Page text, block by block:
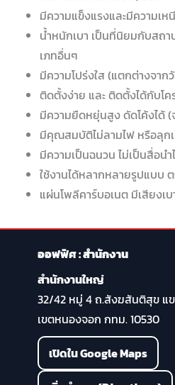
มีความแข็งแรงและมีความเห
น้ำหนักเบา เป็นที่นิยมกับสถา
เภทอื่นๆ
มีความโปร่งใส (แตกต่างจา
ติดตั้งง่าย และ ติดตั้งได้กับโ
มีความยืดหยุ่นสูง ดัดโค้งได้
มีคุณสมบัติไม่ลามไฟ หรือลุกเ
มีความเป็นฉนวน ไม่เป็นสื่อน
ใช้งานได้หลากหลายรูปแบบ
แผ่นโพลีคาร์บอเนต มีเสียงเ
ออฟฟิศ : สำนักงาน
สำนักงานใหญ่
32/42 หมู่ 4 ถ.สังฆสันติสุข แ
เขตหนองจอก กทม. 10530
เปิดใน Google Maps